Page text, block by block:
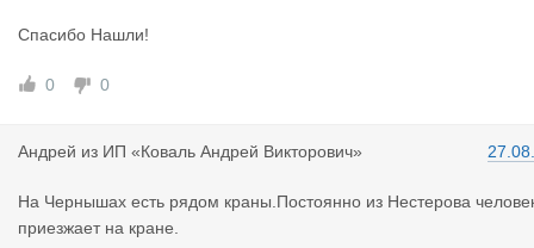
Спасибо Нашли!
0 0
Андрей из ИП «Коваль Андрей Викторович»
На Чернышах есть рядом краны.Постоянно из Нестерова
приезжает на кране.